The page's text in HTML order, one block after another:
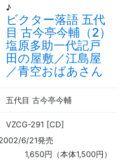
♪
ビクター落語 五代
目 古今亭今輔（2）
塩原多助一代記戸
田の屋敷／江島屋
／青空おばあさん
五代目 古今亭今輔
VZCG-291 [CD]
6/21発売
1,650円（本体1,500円）